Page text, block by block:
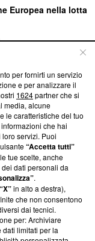
Europea nella lotta
su Blasting
ci impegniamo a
aderenza a
News non è
di farne
una verifica di
per fornirti un servizio
e per analizzare il
1624partner che si
media, alcune
le caratteristiche del tuo
che hai
servizi. Puoi
“Accetta tutti”
tue scelte, anche
dati personali da
.
“X”in alto a destra),
che non consentono
dai tecnici.
per: Archiviare
limitati per la